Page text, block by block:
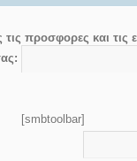
τις προσφορες και
[smbtoolbar]